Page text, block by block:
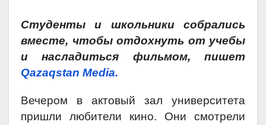
Студенты и школьники собрались
вместе, чтобы отдохнуть от учебы
и насладиться фильмом, пишет
Qazaqstan Media.
Вечером в актовый зал университета
пришли любители кино. Они смотрели